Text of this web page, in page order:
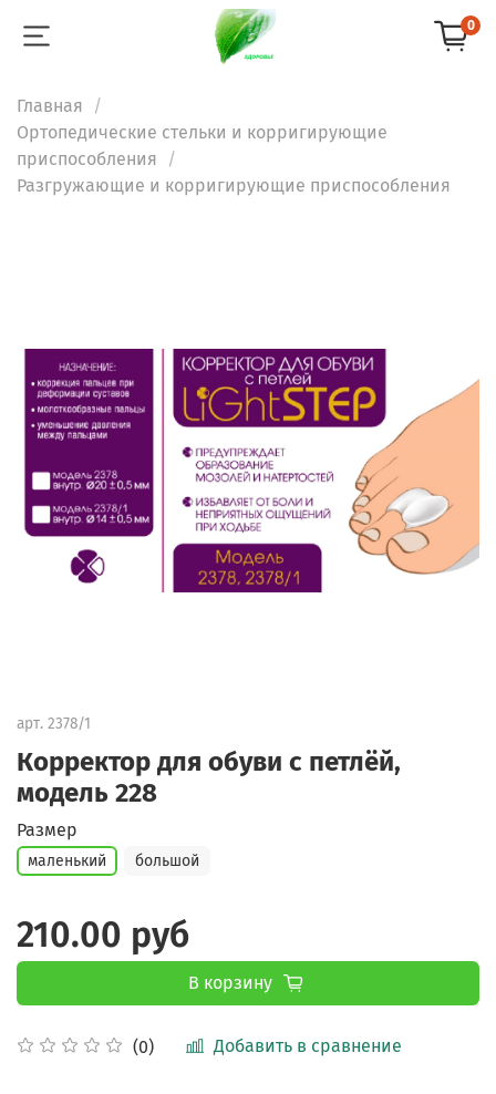
0
Главная
Ортопедические стельки и корригирующие
приспособления
Разгружающие и корригирующие приспособления
арт. 2378/1
Корректор для обуви с петлёй,
модель 228
(0) Добавить в сравнение
Размер
маленький большой
210.00 руб
В корзину